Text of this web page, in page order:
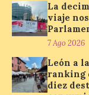
solar del 12
obstáculos. El
la […]
La
viaje
7 Ago 2026
León a
ranking
diez